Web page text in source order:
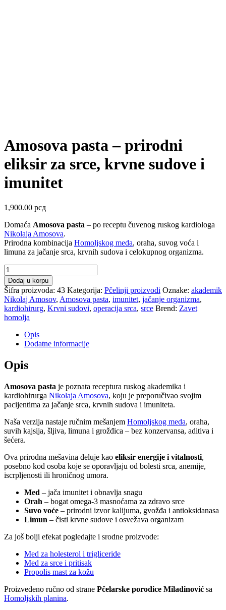
Amosova pasta – prirodni
eliksir za srce, krvne sudove i
imunitet
1,900.00 рсд
Domaća Amosova pasta – po receptu čuvenog ruskog kardiologa
Nikolaja Amosova.
Prirodna kombinacija Homoljskog meda, oraha, suvog voća i
limuna za jačanje srca, krvnih sudova i celokupnog organizma.
Amosova
pasta
–
prirodni
eliksir
za
srce,
krvne
sudove
imunitet
količina
Dodaj u korpu
Šifra proizvoda: 43 Kategorija: Pčelinji proizvodi Oznake: akademik
Nikolaj Amosov, Amosova pasta, imunitet, jačanje organizma,
kardiohirurg, Krvni sudovi, operacija srca, srce Brend: Zavet
homolja
Opis
Dodatne informacije
Opis
Amosova pasta je poznata receptura ruskog akademika i
kardiohirurga Nikolaja Amosova, koju je preporučivao svojim
pacijentima za jačanje srca, krvnih sudova i imuniteta.
Naša verzija nastaje ručnim mešanjem Homoljskog meda, oraha,
suvih kajsija, šljiva, limuna i grožđica – bez konzervansa, aditiva i
šećera.
Ova prirodna mešavina deluje kao eliksir energije i vitalnosti,
posebno kod osoba koje se oporavljaju od bolesti srca, anemije,
iscrpljenosti ili hroničnog umora.
Med – jača imunitet i obnavlja snagu
Orah – bogat omega-3 masnoćama za zdravo srce
Suvo voće – prirodni izvor kalijuma, gvožđa i antioksidanasa
Limun – čisti krvne sudove i osvežava organizam
Za još bolji efekat pogledajte i srodne proizvode:
Med za holesterol i trigliceride
Med za srce i pritisak
Propolis mast za kožu
Proizvedeno ručno od strane Pčelarske porodice Miladinović sa
Homoljskih planina.